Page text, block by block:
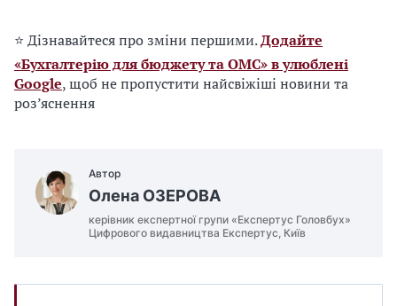
⭐ Дізнавайтеся про зміни першими.Додайте
«Бухгалтерію для бюджету та ОМС» в улюблені
Google, щоб не пропустити найсвіжіші новини та
роз’яснення
Автор
Олена ОЗЕРОВА
керівник експертної групи «Експертус Головбух»
Цифрового видавництва Експертус, Київ